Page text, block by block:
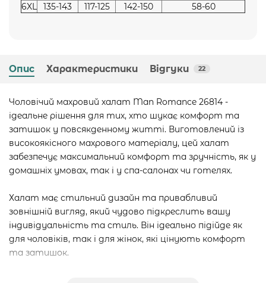
6XL
135-143 117-125 142-150 58-60
Опис Характеристики Відгуки 22
Чоловічий махровий халат Man Romance 26814 -
ідеальне рішення для тих, хто шукає комфорт та
затишок у повсякденному житті. Виготовлений із
високоякісного махрового матеріалу, цей халат
забезпечує максимальний комфорт та зручність, як у
домашніх умовах, так і у спа-салонах чи готелях.
Халат має стильний дизайн та привабливий
зовнішній вигляд, який чудово підкреслить вашу
індивідуальність та стиль. Він ідеально підійде як
для чоловіків, так і для жінок, які цінують комфорт
та затишок.